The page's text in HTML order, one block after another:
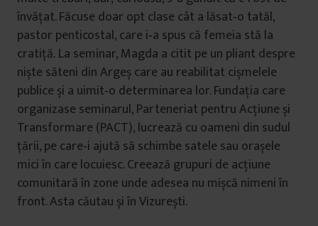
învățat. Făcuse doar opt clase cât a lăsat‐o tatăl,
pastor penticostal, care i‐a spus că femeia stă la
cratiță. La seminar, Magda a citit pe un pliant despre
niște săteni din Argeș care au reabilitat cișmelele
publice și a uimit‐o determinarea lor. Fundația care
organizase seminarul, Parteneriat pentru Acțiune și
Transformare (PACT), lucrează cu oameni din sudul
țării, pe care‐i ajută să schimbe satele sau orașele
mici în care locuiesc. Creează grupuri de acțiune
comunitară în zone unde adesea nu mișcă nimeni în
front. Asta căutau și în Vizurești.